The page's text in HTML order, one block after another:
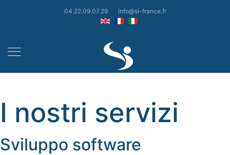
04.22.09.07.29 info@si-france.fr
I nostri servizi
Sviluppo software